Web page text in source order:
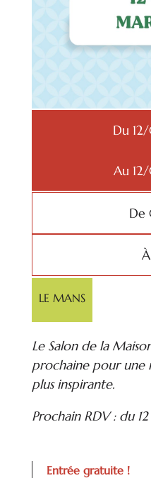
Du
Au
De
LE MANS
Le Salon de la
prochaine pour une
plus inspirante.
Prochain RDV : du
Entrée gratuite !